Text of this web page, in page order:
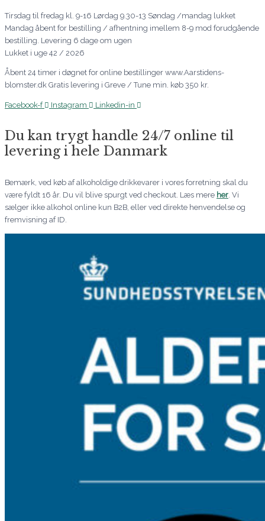
Tirsdag til fredag kl. 9-16 Lørdag 9.30-13 Søndag /mandag lukket
Mandag åbent for bestilling / afhentning imellem 8-9 mod forudgående
bestilling. Levering 6 dage om ugen
Lukket i uge 42 / 2026
Åbent 24 timer i døgnet for online bestillinger www.Aarstidens-
blomster.dk Gratis levering i Greve / Tune min. køb 350 kr.
Facebook-f Instagram Linkedin-in
Du kan trygt handle 24/7 online til
levering i hele Danmark
Bemærk, ved køb af alkoholdige drikkevarer i vores forretning skal du
være fyldt 16 år. Du vil blive spurgt ved checkout. Læs mere her. Vi
sælger ikke alkohol online kun B2B, eller ved direkte henvendelse og
fremvisning af ID.